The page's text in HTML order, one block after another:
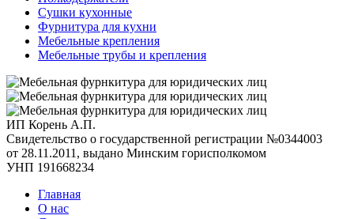
Сушки кухонные
Фурнитура для кухни
Мебельные крепления
Мебельные трубы и крепления
ИП Корень А.П.
Свидетельство о государственной регистрации №0344003
от 28.11.2011, выдано Минским горисполкомом
УНП 191668234
Главная
О нас